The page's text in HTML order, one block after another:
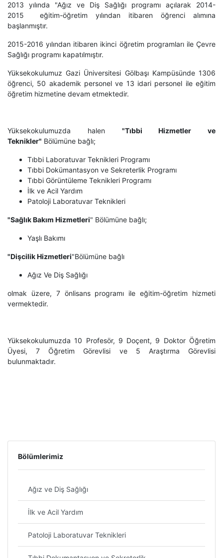
2013 yılında "Ağız ve Diş Sağlığı programı açılarak 2014-
2015 eğitim-öğretim yılından itibaren öğrenci alımına
başlanmıştır.
2015-2016 yılından itibaren ikinci öğretim programları ile Çevre
Sağlığı programı kapatılmıştır.
Yüksekokulumuz Gazi Üniversitesi Gölbaşı Kampüsünde 1306
öğrenci, 50 akademik personel ve 13 idari personel ile eğitim
öğretim hizmetine devam etmektedir.
Yüksekokulumuzda halen "Tıbbi Hizmetler ve
Teknikler" Bölümüne bağlı;
Tıbbi Laboratuvar Teknikleri Programı
Tıbbi Dokümantasyon ve Sekreterlik Programı
Tıbbi Görüntüleme Teknikleri Programı
İlk ve Acil Yardım
Patoloji Laboratuvar Teknikleri
"Sağlık Bakım Hizmetleri" Bölümüne bağlı;
Yaşlı Bakımı
"Dişcilik Hizmetleri"Bölümüne bağlı
Ağız Ve Diş Sağlığı
olmak üzere, 7 önlisans programı ile eğitim-öğretim hizmeti
vermektedir.
Yüksekokulumuzda 10 Profesör, 9 Doçent, 9 Doktor Öğretim
Üyesi, 7 Öğretim Görevlisi ve 5 Araştırma Görevlisi
bulunmaktadır.
Bölümlerimiz
Ağız ve Diş Sağlığı
İlk ve Acil Yardım
Patoloji Laboratuvar Teknikleri